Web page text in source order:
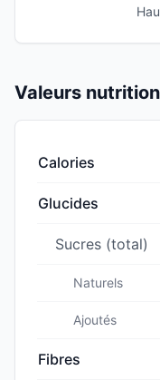
Valeurs
Calories
Glucides
Sucres (total)
Naturels
Ajoutés
Fibres